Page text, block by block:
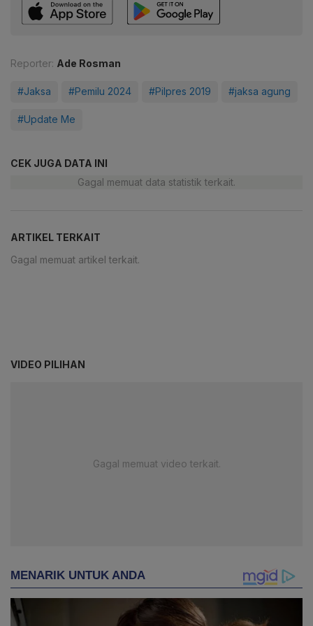
Reporter: Ade Rosman
#Jaksa #Pemilu 2024 #Pilpres 2019 #jaksa agung
#Update Me
CEK JUGA DATA INI
Gagal memuat data statistik terkait.
ARTIKEL TERKAIT
Gagal memuat artikel terkait.
VIDEO PILIHAN
Gagal memuat video terkait.